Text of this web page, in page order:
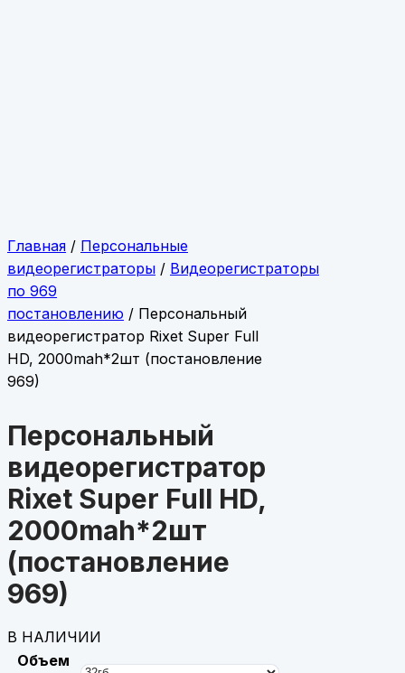
Главная / Персональные
видеорегистраторы / Видеорегистраторы
по 969
постановлению / Персональный
видеорегистратор Rixet Super Full
HD, 2000mah*2шт (постановление
969)
Персональный
видеорегистратор
Rixet Super Full HD,
2000mah*2шт
(постановление
969)
В НАЛИЧИИ
Объем